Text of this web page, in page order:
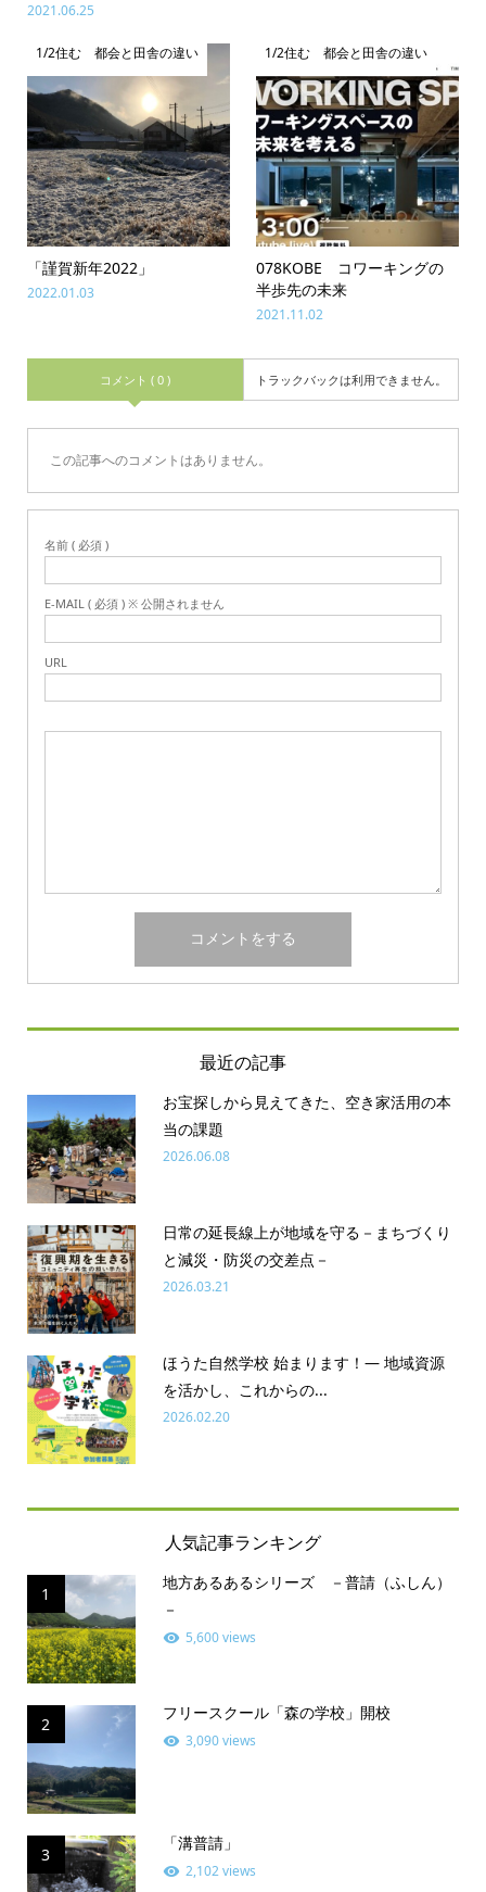
2021.06.25
1/2住む 都会と田舎の違い
「謹賀新年2022」
2022.01.03
1/2住む 都会と田舎の違い
078KOBE コワーキングの
半歩先の未来
2021.11.02
コメント ( 0 ) トラックバックは利用できません。
この記事へのコメントはありません。
名前 ( 必須 )
E-MAIL ( 必須 ) ※ 公開されません
URL
最近の記事
お宝探しから見えてきた、空き家活用の本
当の課題
2026.06.08
日常の延長線上が地域を守る－まちづくり
と減災・防災の交差点－
2026.03.21
ほうた自然学校 始まります！― 地域資源
を活かし、これからの...
2026.02.20
人気記事ランキング
1
地方あるあるシリーズ －普請（ふしん）
－
5,600 views
2
フリースクール「森の学校」開校
3,090 views
3
「溝普請」
2,102 views